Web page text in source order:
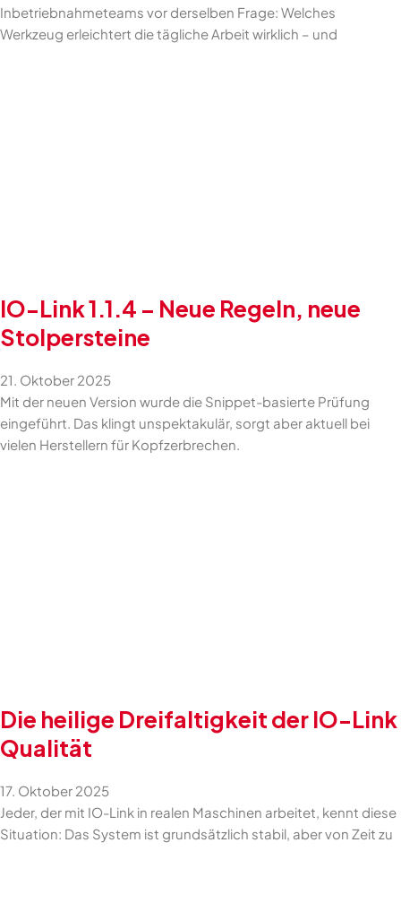
Inbetriebnahmeteams vor derselben Frage: Welches
Werkzeug erleichtert die tägliche Arbeit wirklich – und
IO-Link 1.1.4 – Neue Regeln, neue
Stolpersteine
21. Oktober 2025
Mit der neuen Version wurde die Snippet-basierte Prüfung
eingeführt. Das klingt unspektakulär, sorgt aber aktuell bei
vielen Herstellern für Kopfzerbrechen.
Die heilige Dreifaltigkeit der IO-Link
Qualität
17. Oktober 2025
Jeder, der mit IO-Link in realen Maschinen arbeitet, kennt diese
Situation: Das System ist grundsätzlich stabil, aber von Zeit zu